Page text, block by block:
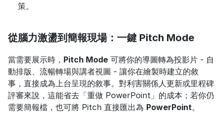
策。
從腦力激盪到簡報現場：一鍵 Pitch Mode
當需要展示時， Pitch Mode 可將你的導圖轉為投影片 - 自
動排版、流暢轉場與講者視圖 - 讓你在繪製時建立的敘
事，直接成為上台呈現的敘事。對利害關係人更新或里程碑
評審來說，這能省去「重做 PowerPoint」的成本；若你仍
需要簡報檔，也可將 Pitch 直接匯出為 PowerPoint。